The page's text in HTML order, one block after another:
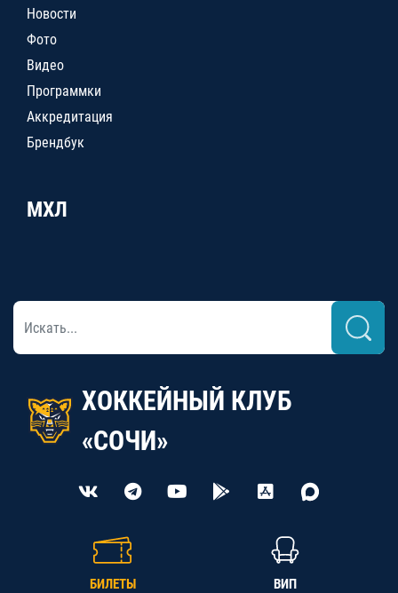
Новости
Фото
Видео
Программки
Аккредитация
Брендбук
МХЛ
ХОККЕЙНЫЙ КЛУБ
«СОЧИ»
БИЛЕТЫ ВИП